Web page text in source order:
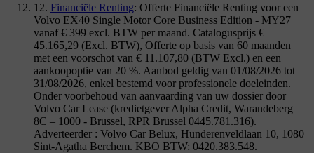
12. Financiële Renting: Offerte Financiële Renting voor een
Volvo EX40 Single Motor Core Business Edition - MY27
vanaf € 399 excl. BTW per maand. Catalogusprijs €
45.165,29 (Excl. BTW), Offerte op basis van 60 maanden
met een voorschot van € 11.107,80 (BTW Excl.) en een
aankoopoptie van 20 %. Aanbod geldig van 01/08/2026 tot
31/08/2026, enkel bestemd voor professionele doeleinden.
Onder voorbehoud van aanvaarding van uw dossier door
Volvo Car Lease (kredietgever Alpha Credit, Warandeberg
8C – 1000 - Brussel, RPR Brussel 0445.781.316).
Adverteerder : Volvo Car Belux, Hunderenveldlaan 10, 1080
Sint-Agatha Berchem. KBO BTW: 0420.383.548.